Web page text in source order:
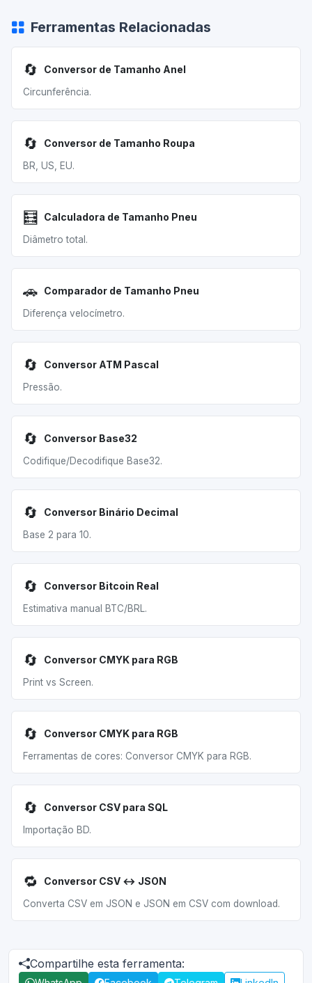
Ferramentas Relacionadas
🔄 Conversor de Tamanho Anel
Circunferência.
🔄 Conversor de Tamanho Roupa
BR, US, EU.
🧮 Calculadora de Tamanho Pneu
Diâmetro total.
🚗 Comparador de Tamanho Pneu
Diferença velocímetro.
🔄 Conversor ATM Pascal
Pressão.
🔄 Conversor Base32
Codifique/Decodifique Base32.
🔄 Conversor Binário Decimal
Base 2 para 10.
🔄 Conversor Bitcoin Real
Estimativa manual BTC/BRL.
🔄 Conversor CMYK para RGB
Print vs Screen.
🔄 Conversor CMYK para RGB
Ferramentas de cores: Conversor CMYK para RGB.
🔄 Conversor CSV para SQL
Importação BD.
🔁 Conversor CSV ↔ JSON
Converta CSV em JSON e JSON em CSV com download.
Compartilhe esta ferramenta: